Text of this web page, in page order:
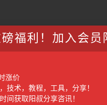
福利！加入会员
涨价
技术，教程，工具，分享！
间获取阳叔分享咨讯！